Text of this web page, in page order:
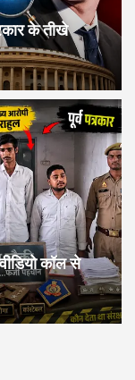
के तीखे
कॉल से